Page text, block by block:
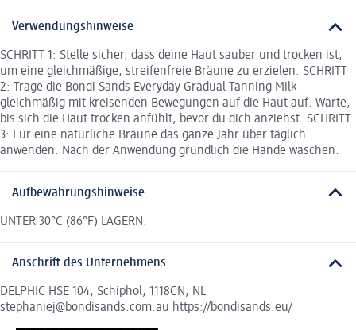
Verwendungshinweise
SCHRITT 1: Stelle sicher, dass deine Haut sauber und trocken ist,
um eine gleichmäßige, streifenfreie Bräune zu erzielen. SCHRITT
2: Trage die Bondi Sands Everyday Gradual Tanning Milk
gleichmäßig mit kreisenden Bewegungen auf die Haut auf. Warte,
bis sich die Haut trocken anfühlt, bevor du dich anziehst. SCHRITT
3: Für eine natürliche Bräune das ganze Jahr über täglich
anwenden. Nach der Anwendung gründlich die Hände waschen.
Aufbewahrungshinweise
UNTER 30°C (86°F) LAGERN.
Anschrift des Unternehmens
DELPHIC HSE 104, Schiphol, 1118CN, NL
stephaniej@bondisands.com.au https://bondisands.eu/